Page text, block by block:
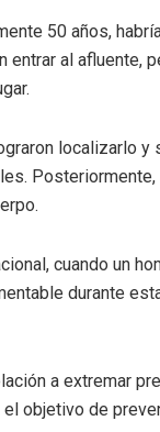
50 años,
al afluente,
localizarlo y
cuando un
durante
a extremar
objetivo de